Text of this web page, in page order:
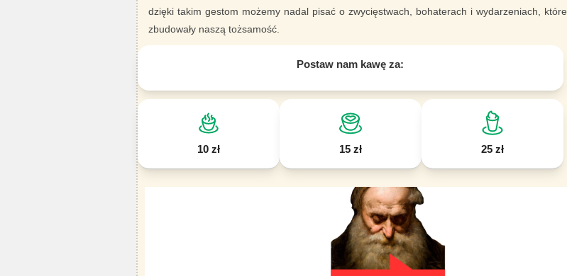
dzięki takim gestom możemy nadal pisać o zwycięstwach, bohaterach i wydarzeniach, które
zbudowały naszą tożsamość.
Postaw nam kawę za:
10 zł 15 zł 25 zł